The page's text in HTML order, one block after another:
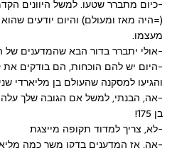
-כיום מתברר שטעו. למשל היוונים
(=היה מאז ומעולם) והיום יודעים
מעצמו.
-אולי יתברר בדור הבא שהמדענים של
-היום יש להם הוכחות, הם בודקים את
והגיעו למסקנה שהעולם בן מליארדי
-אה, הבנתי, למשל אם הגובה שלך
בן 175!
-לא, צריך למדוד תקופה מייצגת
-אה, אז המדענים בדקו משך כמה